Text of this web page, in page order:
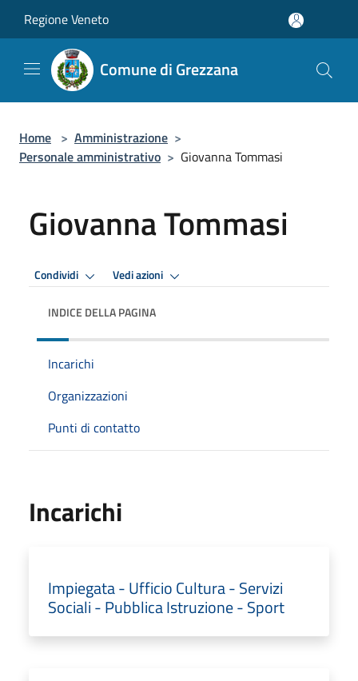
Regione Veneto
Comune di Grezzana
Home > Amministrazione >
Personale amministrativo > Giovanna Tommasi
Giovanna Tommasi
Condividi Vedi azioni
INDICE DELLA PAGINA
Incarichi
Organizzazioni
Punti di contatto
Incarichi
Impiegata - Ufficio Cultura - Servizi
Sociali - Pubblica Istruzione - Sport